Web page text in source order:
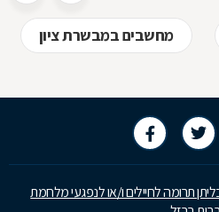
מחשבים במבשרת ציון
תרומה לחיילים ו/או לנפגעי מלחמת